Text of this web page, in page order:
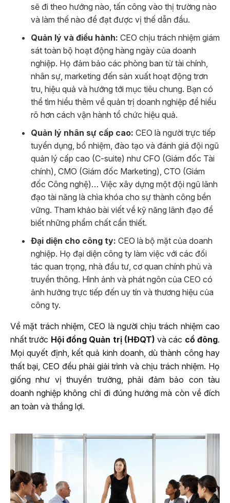
sẽ đi theo hướng nào, tấn công vào thị trường nào
và làm thế nào để đạt được vị thế dẫn đầu.
Quản lý và điều hành: CEO chịu trách nhiệm giám
sát toàn bộ hoạt động hàng ngày của doanh
nghiệp. Họ đảm bảo các phòng ban từ tài chính,
nhân sự, marketing đến sản xuất hoạt động trơn
tru, hiệu quả và hướng tới mục tiêu chung. Bạn có
thể tìm hiểu thêm về quản trị doanh nghiệp để hiểu
rõ hơn cách vận hành tổ chức hiệu quả.
Quản lý nhân sự cấp cao: CEO là người trực tiếp
tuyển dụng, bổ nhiệm, đào tạo và đánh giá đội ngũ
quản lý cấp cao (C-suite) như CFO (Giám đốc Tài
chính), CMO (Giám đốc Marketing), CTO (Giám
đốc Công nghệ)… Việc xây dựng một đội ngũ lãnh
đạo tài năng là chìa khóa cho sự thành công bền
vững. Tham khảo bài viết về kỹ năng lãnh đạo để
biết những phẩm chất cần thiết.
Đại diện cho công ty: CEO là bộ mặt của doanh
nghiệp. Họ đại diện công ty làm việc với các đối
tác quan trọng, nhà đầu tư, cơ quan chính phủ và
truyền thông. Hình ảnh và phát ngôn của CEO có
ảnh hưởng trực tiếp đến uy tín và thương hiệu của
công ty.
Về mặt trách nhiệm, CEO là người chịu trách nhiệm cao
nhất trước Hội đồng Quản trị (HĐQT) và các cổ đông.
Mọi quyết định, kết quả kinh doanh, dù thành công hay
thất bại, CEO đều phải giải trình và chịu trách nhiệm. Họ
giống như vị thuyền trưởng, phải đảm bảo con tàu
doanh nghiệp không chỉ đi đúng hướng mà còn về đích
an toàn và thắng lợi.